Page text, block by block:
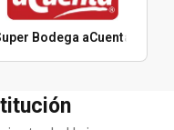
Bodega aCuenta